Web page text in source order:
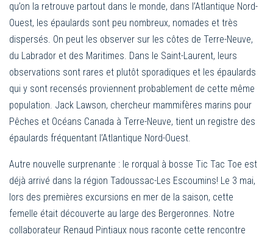
qu’on la retrouve partout dans le monde, dans l’Atlantique Nord-
Ouest, les épaulards sont peu nombreux, nomades et très
dispersés. On peut les observer sur les côtes de Terre-Neuve,
du Labrador et des Maritimes. Dans le Saint-Laurent, leurs
observations sont rares et plutôt sporadiques et les épaulards
qui y sont recensés proviennent probablement de cette même
population. Jack Lawson, chercheur mammifères marins pour
Pêches et Océans Canada à Terre-Neuve, tient un registre des
épaulards fréquentant l’Atlantique Nord-Ouest.
Autre nouvelle surprenante : le rorqual à bosse Tic Tac Toe est
déjà arrivé dans la région Tadoussac-Les Escoumins! Le 3 mai,
lors des premières excursions en mer de la saison, cette
femelle était découverte au large des Bergeronnes. Notre
collaborateur Renaud Pintiaux nous raconte cette rencontre